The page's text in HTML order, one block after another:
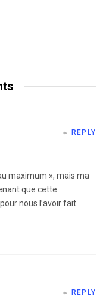
REPLY
maximum », mais ma
que cette
nous l’avoir fait
REPLY